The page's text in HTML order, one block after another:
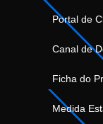
Portal de
Canal de
Ficha do
Medida